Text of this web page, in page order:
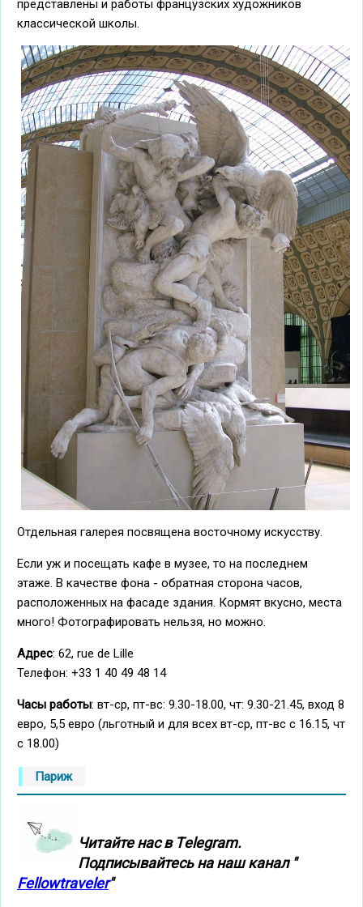
представлены и работы французских художников
классической школы.
Отдельная галерея посвящена восточному искусству.
Если уж и посещать кафе в музее, то на последнем
этаже. В качестве фона - обратная сторона часов,
расположенных на фасаде здания. Кормят вкусно, места
много! Фотографировать нельзя, но можно.
Адрес: 62, rue de Lille
Телефон: +33 1 40 49 48 14
Часы работы: вт-ср, пт-вс: 9.30-18.00, чт: 9.30-21.45, вход 8
евро, 5,5 евро (льготный и для всех вт-ср, пт-вс с 16.15, чт
с 18.00)
Париж
Читайте нас в Тelegram.
Подписывайтесь на наш канал "
Fellowtraveler"